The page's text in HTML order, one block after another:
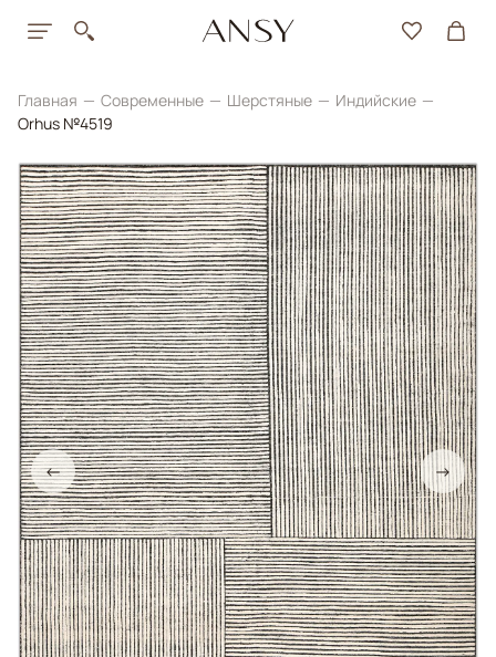
Главная Современные Шерстяные
Индийские
Orhus №4519
← →